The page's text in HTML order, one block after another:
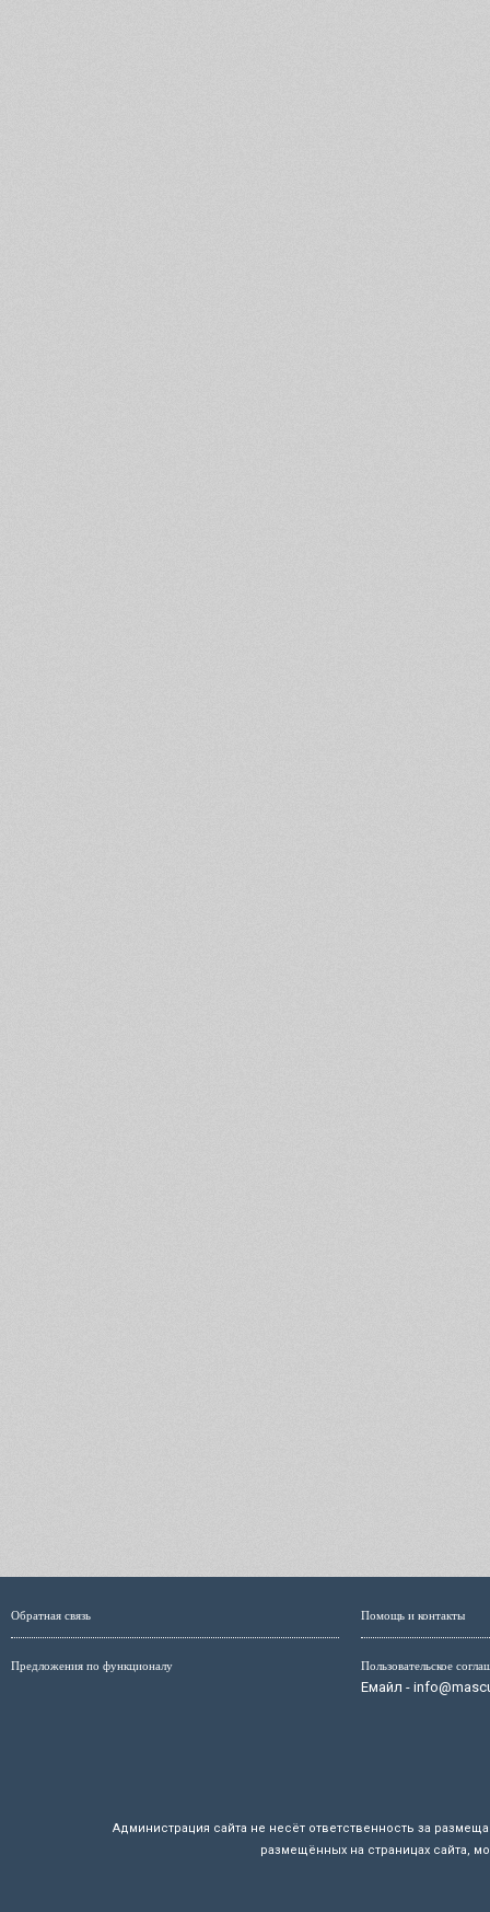
Обратная связь
Предложения по функционалу
Помощь и контакты
Пользовательское
Емайл -
Администрация сайта не несёт ответственность за
размещённых на страницах сайта,